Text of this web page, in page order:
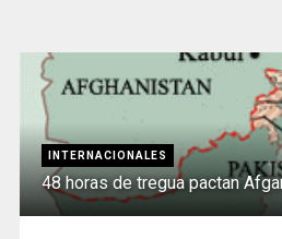
INTERNACIONALES
48 horas de tregua pactan